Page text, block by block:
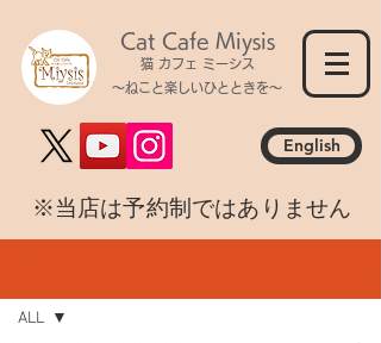
Cat Cafe Miysis
猫 カフェ ミーシス
～ねこと楽しいひとときを～
English
​※当店は予約制ではありません
ALL